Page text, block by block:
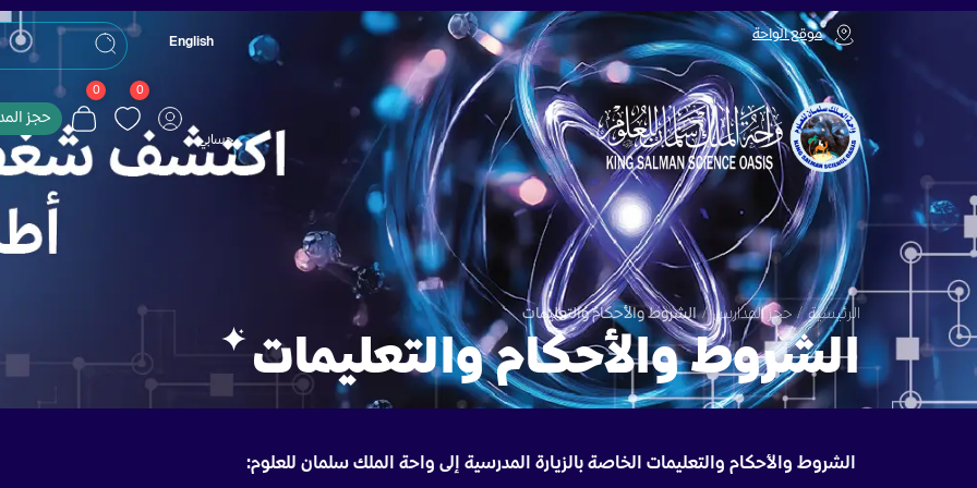
موقع الواحة English
حسابي
0
0
حجز
الرئيسية / حجز المدارس / الشروط والأحكام والتعليمات
الشروط والأحكام والتعليمات
الشروط والأحكام والتعليمات الخاصة بالزيارة المدرسية إلى واحة الملك سلمان للعلوم: